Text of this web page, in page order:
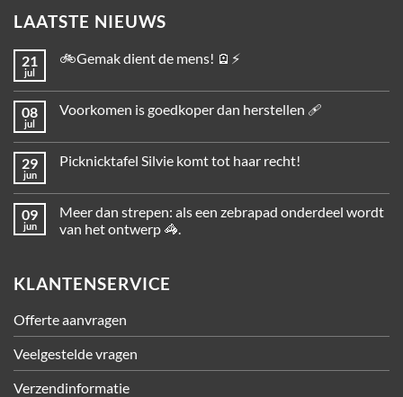
LAATSTE NIEUWS
21
jul
🚲Gemak dient de mens! 🪫⚡
08
jul
Voorkomen is goedkoper dan herstellen 🩹
29
jun
Picknicktafel Silvie komt tot haar recht!
09
jun
Meer dan strepen: als een zebrapad onderdeel wordt
van het ontwerp 🦓.
KLANTENSERVICE
Offerte aanvragen
Veelgestelde vragen
Verzendinformatie